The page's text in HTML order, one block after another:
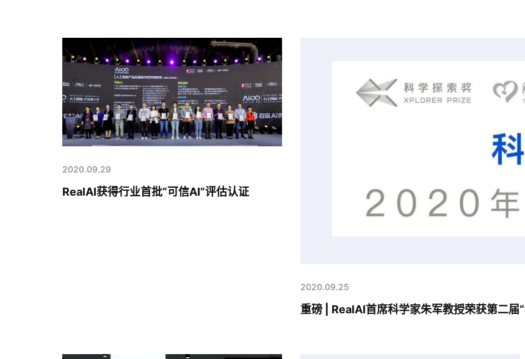
2020.09.29
RealAI获得行业首批“可信AI”评估认证
2020.09.25
重磅 | RealAI首席科学家朱军教授荣获第二届